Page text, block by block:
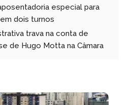
especial para
dois turnos
trava na conta de
de Hugo Motta na Câmara